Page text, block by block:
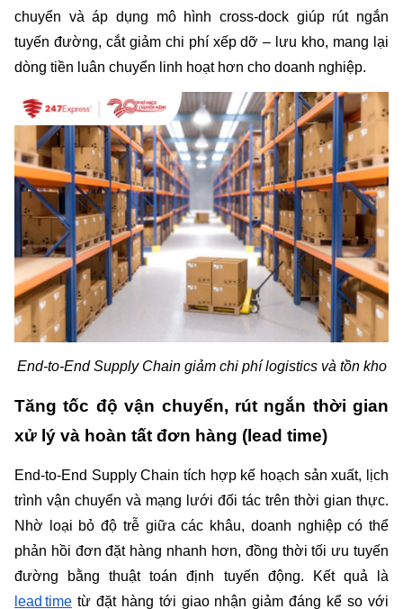
chuyển và áp dụng mô hình cross‑dock giúp rút ngắn
tuyến đường, cắt giảm chi phí xếp dỡ – lưu kho, mang lại
dòng tiền luân chuyển linh hoạt hơn cho doanh nghiệp.
End‑to‑End Supply Chain giảm chi phí logistics và tồn kho
Tăng tốc độ vận chuyển, rút ngắn thời gian
xử lý và hoàn tất đơn hàng (lead time)
End‑to‑End Supply Chain tích hợp kế hoạch sản xuất, lịch
trình vận chuyển và mạng lưới đối tác trên thời gian thực.
Nhờ loại bỏ độ trễ giữa các khâu, doanh nghiệp có thể
phản hồi đơn đặt hàng nhanh hơn, đồng thời tối ưu tuyến
lead time từ đặt hàng tới giao nhận giảm đáng kể so với